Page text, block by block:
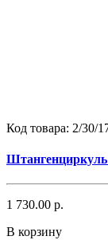
Код товара: 2/30/
1 730.00 р.
В корзину